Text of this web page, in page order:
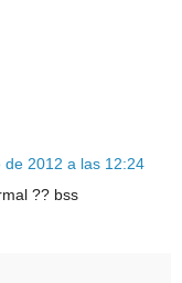
de 2012 a las 12:24
?? bss